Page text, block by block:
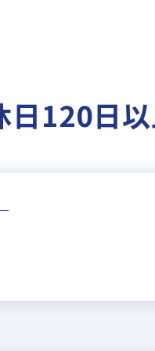
日120日